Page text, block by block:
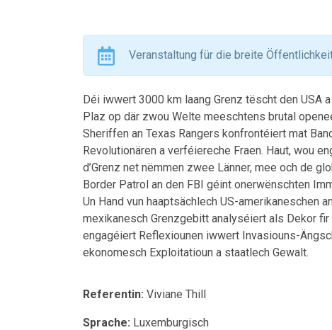
Veranstaltung für die breite
Déi iwwert 3000 km laang Grenz tëscht den
Plaz op där zwou Welte meeschtens brutal
Sheriffen an Texas Rangers konfrontéiert mat
Revolutionären a verféiereche Fraen. Haut, wou
d’Grenz net nëmmen zwee Länner, mee och de
Border Patrol an den FBI géint onerwënschten
Un Hand vun haaptsächlech US-amerikaneschen
mexikanesch Grenzgebitt analyséiert als Dekor
engagéiert Reflexiounen iwwert Invasiouns-
ekonomesch Exploitatioun a staatlech Gewalt.
Referentin: Viviane Thill
Sprache: Luxemburgisch